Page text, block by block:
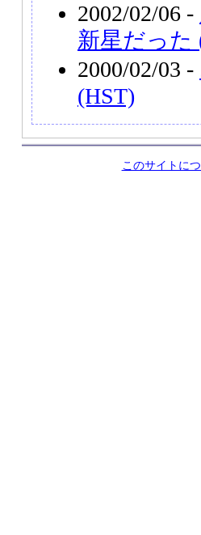
2002/02/06 -
新星だった
2000/02/03 -
(HST)
このサイトに